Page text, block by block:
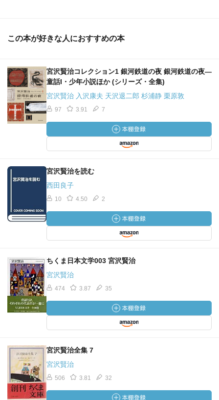
をいまかんがへているのだから」（ポラーの広場）
この本が好きな人におすすめの本
宮沢賢治コレクション1 銀河鉄道の夜 銀河鉄道の夜―
童話I・少年小説ほか (シリーズ・全集)
宮沢賢治 入沢康夫 天沢退二郎 杉浦静 栗原敦
97 3.91 7
宮沢賢治を読む
西田良子
10 4.50 2
ちくま日本文学003 宮沢賢治
宮沢賢治
474 3.87 35
宮沢賢治全集 7
宮沢賢治
506 3.81 32